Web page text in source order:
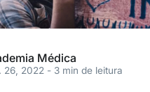
Médica
26, 2022 - 3 min de leitura